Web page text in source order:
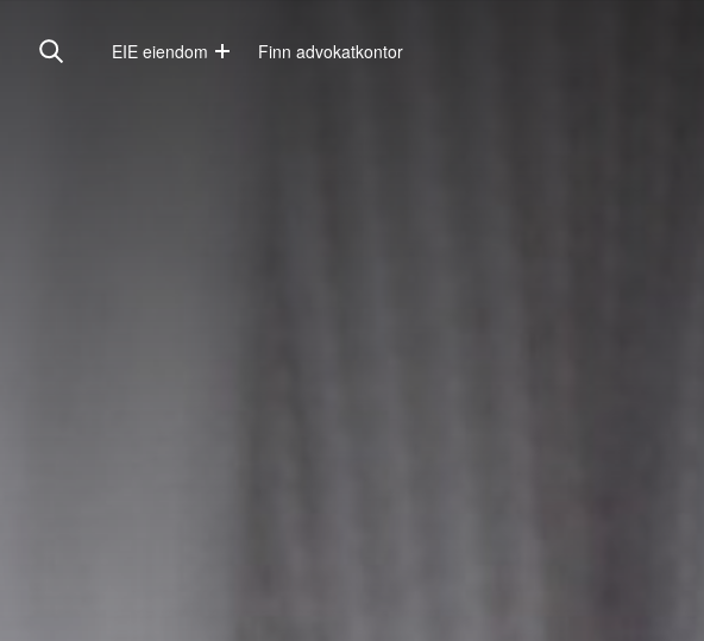
EIE eiendom
Finn advokatkontor